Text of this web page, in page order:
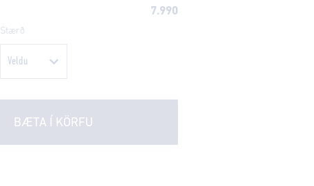
7.990
Stærð
BÆTA Í KÖRFU